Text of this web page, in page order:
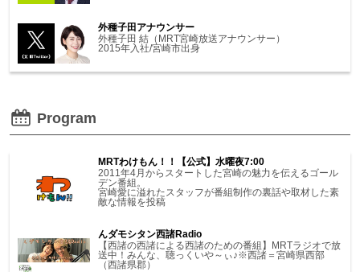
外種子田アナウンサー
外種子田 結（MRT宮崎放送アナウンサー）
2015年入社/宮崎市出身
Program
MRTわけもん！！【公式】水曜夜7:00
2011年4月からスタートした宮崎の魅力を伝えるゴール
デン番組。
宮崎愛に溢れたスタッフが番組制作の裏話や取材した素
敵な情報を投稿
んダモシタン西諸Radio
【西諸の西諸による西諸のための番組】MRTラジオで放
送中！みんな、聴っくいや～ぃ♪※西諸＝宮崎県西部
（西諸県郡）